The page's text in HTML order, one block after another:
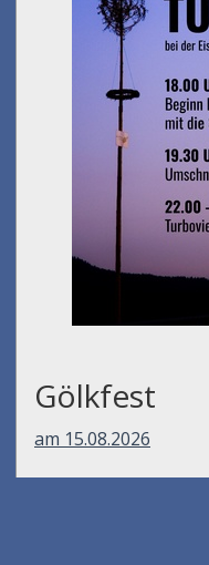
Gölkfest
am 15.08.2026